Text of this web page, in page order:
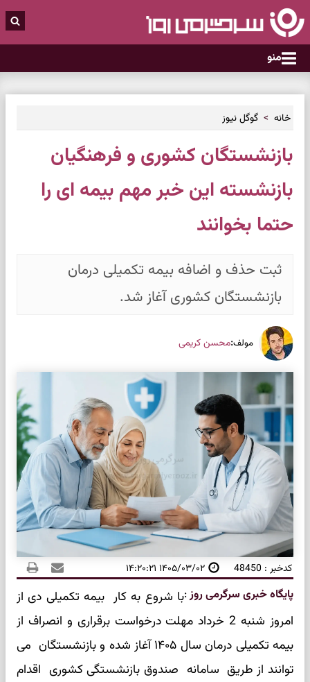
منو
خانه گوگل نیوز
بازنشستگان کشوری و فرهنگیان
بازنشسته این خبر مهم بیمه ای را
حتما بخوانند
ثبت حذف و اضافه بیمه تکمیلی درمان
بازنشستگان کشوری آغاز شد.
مولف:محسن کریمی
کدخبر : 48450 ۱۴۰۵/۰۳/۰۲ ۱۴:۲۰:۲۱
پایگاه خبری سرگرمی روز:با شروع به کار بیمه تکمیلی دی از
امروز شنبه 2 خرداد مهلت درخواست برقراری و انصراف از
بیمه تکمیلی درمان سال ۱۴۰۵ آغاز شده و بازنشستگان می
توانند از طریق سامانه صندوق بازنشستگی کشوری اقدام